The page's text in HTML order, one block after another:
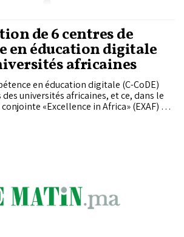
de 6 centres de
en éducation digitale
africaines
en éducation digitale (C-CoDE)
universités africaines, et ce, dans le
«Excellence in Africa» (EXAF) de